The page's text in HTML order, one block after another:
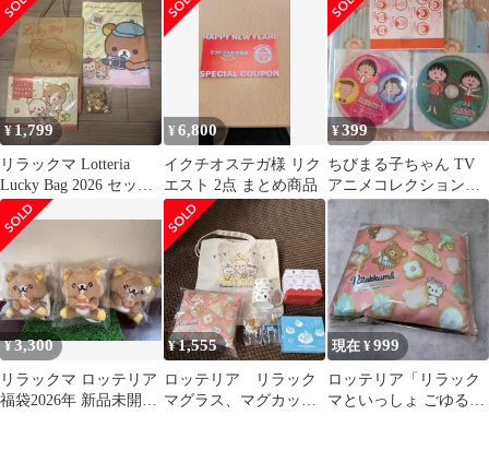
ー
¥1,799
リラックマ Lotteria
Lucky Bag 2026 セット
グッズのみ
¥6,800
イクチオステガ様 リク
エスト 2点 まとめ商品
¥399
ちびまる子ちゃん TV
アニメコレクション
DVD ＆ たためるバス
ケット
¥3,300
リラックマ ロッテリア
福袋2026年 新品未開
¥1,555
ロッテリア リラック
マグラス、マグカップ
現在 ¥999
ロッテリア「リラック
マといっしょ ごゆるり